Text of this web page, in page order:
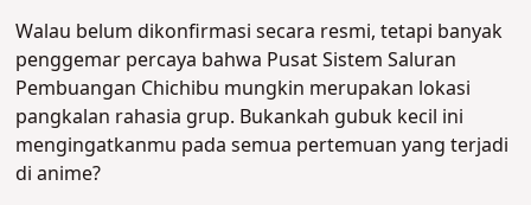
Walau belum dikonfirmasi secara resmi, tetapi banyak
penggemar percaya bahwa Pusat Sistem Saluran
Pembuangan Chichibu mungkin merupakan lokasi
pangkalan rahasia grup. Bukankah gubuk kecil ini
mengingatkanmu pada semua pertemuan yang terjadi
di anime?